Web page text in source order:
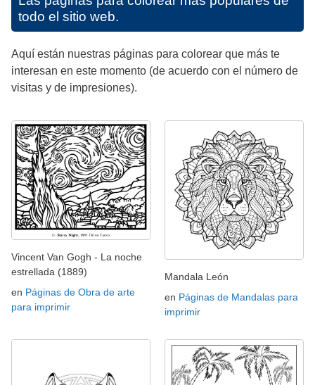
todo el sitio web.
Aquí están nuestras páginas para colorear que más te
interesan en este momento (de acuerdo con el número de
visitas y de impresiones).
Vincent Van Gogh - La noche
estrellada (1889)
en Páginas de Obra de arte
para imprimir
Mandala León
en Páginas de Mandalas para
imprimir